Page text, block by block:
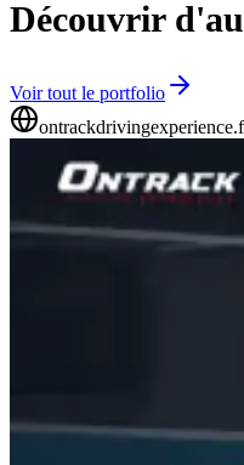
Découvrir
Voir tout le portfolio